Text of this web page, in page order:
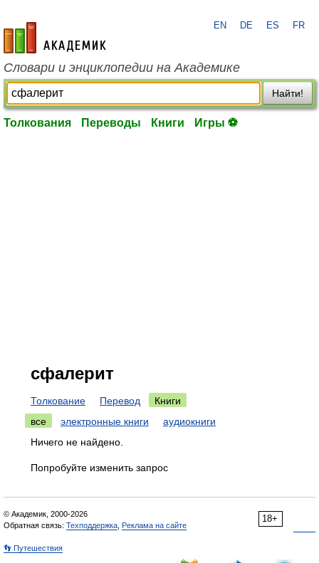
academic.ru
EN DE ES FR
Словари и энциклопедии на Академике
Найти!
Толкования Переводы Книги Игры ⚽
сфалерит
Толкование Перевод
Книги
все
электронные книги
аудиокниги
Ничего не найдено.
Попробуйте изменить запрос
18+
© Академик, 2000-2026
Обратная связь: Техподдержка Реклама на сайте
👣 Путешествия